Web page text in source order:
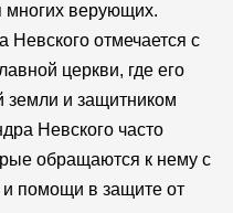
многих верующих.
Невского отмечается с
церкви, где его
земли и защитником
Невского часто
обращаются к нему с
и помощи в защите от